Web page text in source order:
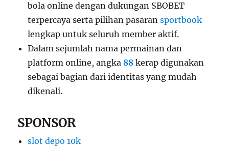
bola online dengan dukungan SBOBET
terpercaya serta pilihan pasaransportbook
lengkap untuk seluruh member aktif.
Dalam sejumlah nama permainan dan
platform online, angka 88 kerap digunakan
sebagai bagian dari identitas yang mudah
dikenali.
SPONSOR
slot depo 10k